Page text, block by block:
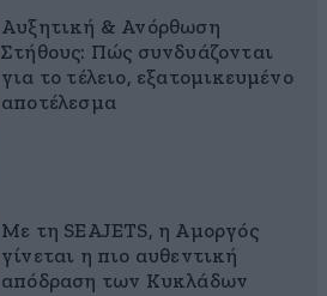
Αυξητική & Ανόρθωση
Στήθους: Πώς συνδυάζονται
για το τέλειο, εξατομικευμένο
αποτέλεσμα
Με τη SEAJETS, η Αμοργός
γίνεται η πιο αυθεντική
απόδραση των Κυκλάδων